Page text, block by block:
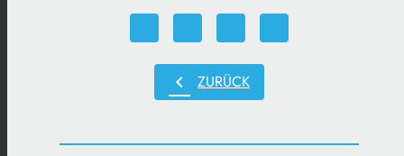
chevron_left ZURÜCK